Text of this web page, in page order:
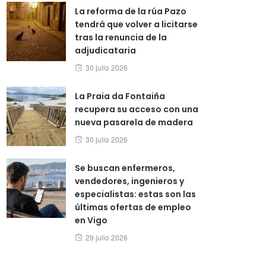
La reforma de la rúa Pazo
tendrá que volver a licitarse
tras la renuncia de la
adjudicataria
Posted
30 julio 2026
La Praia da Fontaiña
recupera su acceso con una
nueva pasarela de madera
Posted
30 julio 2026
Se buscan enfermeros,
vendedores, ingenieros y
especialistas: estas son las
últimas ofertas de empleo
en Vigo
Posted
29 julio 2026